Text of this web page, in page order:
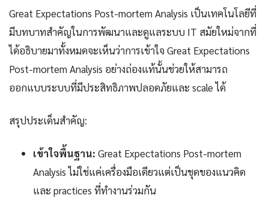
Great Expectations Post-mortem Analysis เป็นเทคโนโลยีที่
มีบทบาทสำคัญในการพัฒนาและดูแลระบบ IT สมัยใหม่จากที่
ได้อธิบายมาทั้งหมดจะเห็นว่าการเข้าใจ Great Expectations
Post-mortem Analysis อย่างถ่องแท้นั้นช่วยให้สามารถ
ออกแบบระบบที่มีประสิทธิภาพปลอดภัยและ scale ได้
สรุปประเด็นสำคัญ:
เข้าใจพื้นฐาน: Great Expectations Post-mortem
Analysis ไม่ใช่แค่เครื่องมือเดียวแต่เป็นชุดของแนวคิด
และ practices ที่ทำงานร่วมกัน